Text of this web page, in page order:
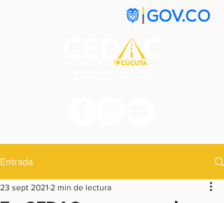
Entrada
23 sept 2021 2 min de lectura